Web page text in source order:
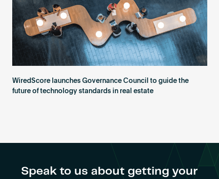
WiredScore launches Governance Council to guide the
future of technology standards in real estate
Speak to us about getting your